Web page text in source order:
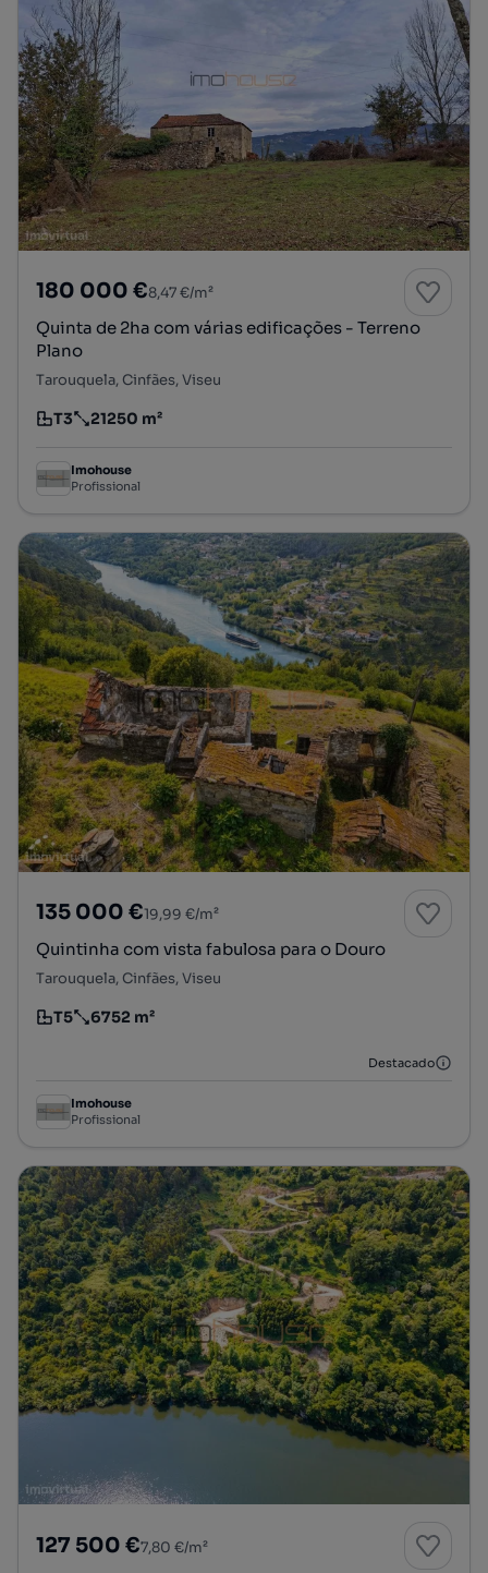
180 000 €8,47 €/m²
Quinta de 2ha com várias edificações - Terreno
Plano
Tarouquela, Cinfães, Viseu
Tipologia
T3
Preço por metro quadrado
21250 m²
Imohouse
Profissional
135 000 €19,99 €/m²
Quintinha com vista fabulosa para o Douro
Tarouquela, Cinfães, Viseu
Tipologia
T5
Preço por metro quadrado
6752 m²
Destacado
Imohouse
Profissional
127 500 €7,80 €/m²